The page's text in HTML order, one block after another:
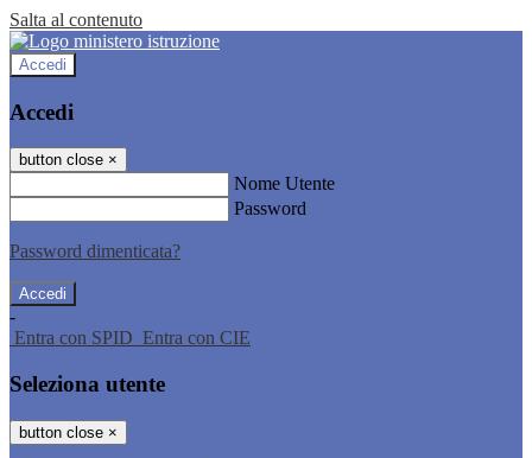
Salta al contenuto
Accedi
Accedi
button close ×
Nome Utente
Password
Password dimenticata?
-
Entra con SPID Entra con CIE
Seleziona utente
button close ×